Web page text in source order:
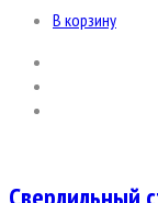
В корзину